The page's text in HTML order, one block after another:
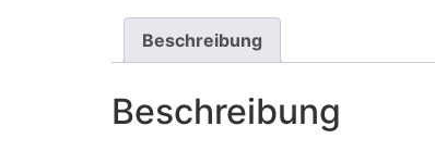
Beschreibung
Beschreibung